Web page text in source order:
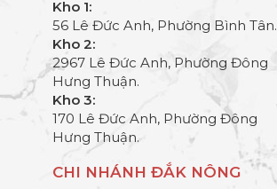
Kho 1:
56 Lê Đức Anh, Phường Bình Tân.
Kho 2:
2967 Lê Đức Anh, Phường Đông
Hưng Thuận.
Kho 3:
170 Lê Đức Anh, Phường Đông
Hưng Thuận.
CHI NHÁNH ĐẮK NÔNG